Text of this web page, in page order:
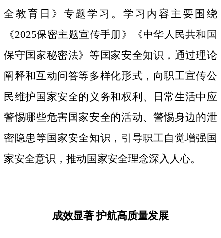
全教育日》专题学习。学习内容主要围绕
《2025保密主题宣传手册》《中华人民共和国
保守国家秘密法》等国家安全知识，通过理论
阐释和互动问答等多样化形式，向职工宣传公
民维护国家安全的义务和权利、日常生活中应
警惕哪些危害国家安全的活动、警惕身边的泄
密隐患等国家安全知识，引导职工自觉增强国
家安全意识，推动国家安全理念深入人心。
成效显著护航高质量发展